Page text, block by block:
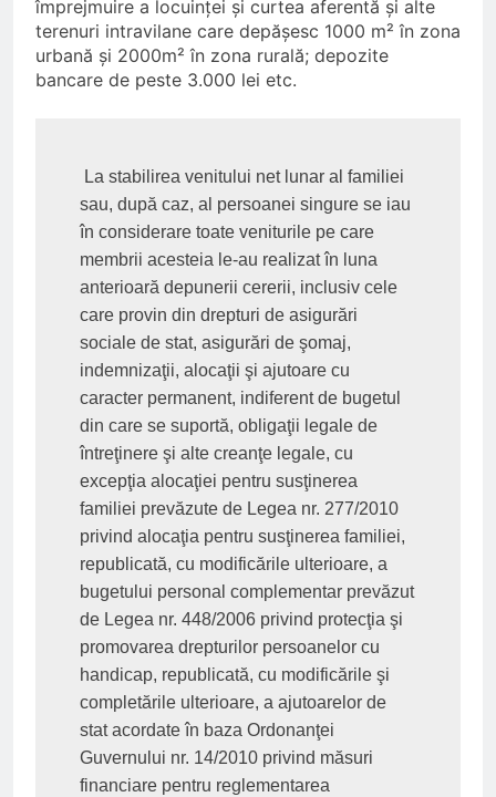
împrejmuire a locuinţei şi curtea aferentă şi alte
terenuri intravilane care depăşesc 1000 m² în zona
urbană şi 2000m² în zona rurală; depozite
bancare de peste 3.000 lei etc.
sau, după caz, al persoanei singure se iau
în considerare toate veniturile pe care
membrii acesteia le-au realizat în luna
anterioară depunerii cererii, inclusiv cele
care provin din drepturi de asigurări
sociale de stat, asigurări de şomaj,
indemnizaţii, alocaţii şi ajutoare cu
caracter permanent, indiferent de bugetul
din care se suportă, obligaţii legale de
întreţinere şi alte creanţe legale, cu
excepţia alocaţiei pentru susţinerea
familiei prevăzute de Legea nr. 277/2010
privind alocaţia pentru susţinerea familiei,
republicată, cu modificările ulterioare, a
bugetului personal complementar prevăzut
de Legea nr. 448/2006 privind protecţia şi
promovarea drepturilor persoanelor cu
handicap, republicată, cu modificările şi
completările ulterioare, a ajutoarelor de
stat acordate în baza Ordonanţei
Guvernului nr. 14/2010 privind măsuri
financiare pentru reglementarea